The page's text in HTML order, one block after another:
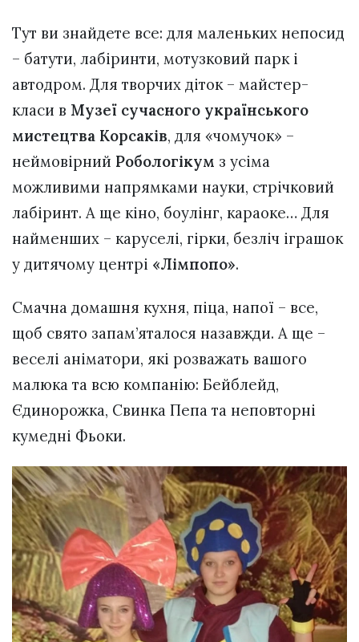
Тут ви знайдете все: для маленьких непосид
– батути, лабіринти, мотузковий парк і
автодром. Для творчих діток – майстер-
класи в Музеї сучасного українського
мистецтва Корсаків, для «чомучок» –
неймовірний Робологікум з усіма
можливими напрямками науки, стрічковий
лабіринт. А ще кіно, боулінг, караоке… Для
найменших – каруселі, гірки, безліч іграшок
у дитячому центрі «Лімпопо».
Смачна домашня кухня, піца, напої – все,
щоб свято запам’яталося назавжди. А ще –
веселі аніматори, які розважать вашого
малюка та всю компанію: Бейблейд,
Єдинорожка, Свинка Пепа та неповторні
кумедні Фьоки.